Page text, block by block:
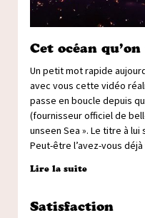
Cet océan
Un petit mot rapide
avec vous cette vidéo
passe en boucle depuis
(fournisseur officiel de
unseen Sea ». Le titre à
Peut-être l’avez-vous
Lire la suite
Satisfaction